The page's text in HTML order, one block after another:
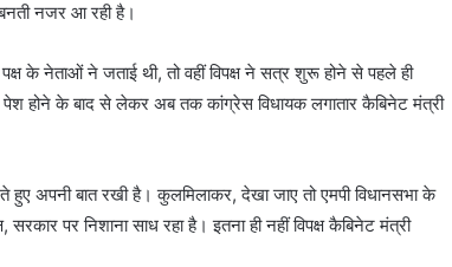
नजर आ रही है।
के नेताओं ने जताई थी, तो वहीं विपक्ष ने सत्र शुरू होने से पहले ही
होने के बाद से लेकर अब तक कांग्रेस विधायक लगातार कैबिनेट मंत्री
हुए अपनी बात रखी है। कुलमिलाकर, देखा जाए तो एमपी विधानसभा के
पर निशाना साध रहा है। इतना ही नहीं विपक्ष कैबिनेट मंत्री